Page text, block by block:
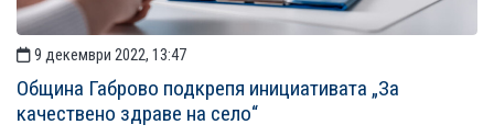
9 декември 2022, 13:47
Община Габрово подкрепя инициативата „За
качествено здраве на село“